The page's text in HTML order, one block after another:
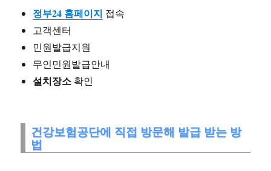
정부24 홈페이지 접속
고객센터
민원발급지원
무인민원발급안내
설치장소 확인
건강보험공단에 직접 방문해 발급 받는 방
법